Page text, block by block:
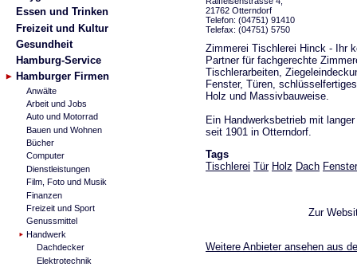
Essen und Trinken
Freizeit und Kultur
Gesundheit
Hamburg-Service
Hamburger Firmen
Anwälte
Arbeit und Jobs
Auto und Motorrad
Bauen und Wohnen
Bücher
Computer
Dienstleistungen
Film, Foto und Musik
Finanzen
Freizeit und Sport
Genussmittel
Handwerk
Dachdecker
Elektrotechnik
21762 Otterndorf
Telefon: (04751) 91410
Telefax: (04751) 5750
Zimmerei Tischlerei Hinck - Ihr
Partner für fachgerechte
Tischlerarbeiten,
Fenster, Türen,
Holz und Massivbauweise.
Ein Handwerksbetrieb mit
seit 1901 in Otterndorf.
Tags
Tischlerei Tür Holz Dach Fenster
Zur
Weitere Anbieter ansehen aus